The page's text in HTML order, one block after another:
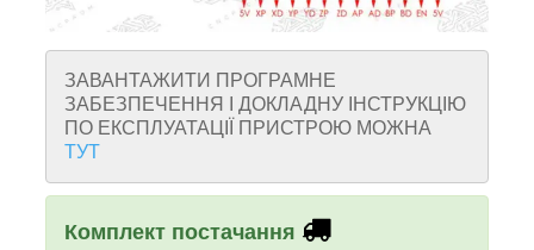
ЗАВАНТАЖИТИ ПРОГРАМНЕ
ЗАБЕЗПЕЧЕННЯ І ДОКЛАДНУ ІНСТРУКЦІЮ
ПО ЕКСПЛУАТАЦІЇ ПРИСТРОЮ МОЖНА
ТУТ
Комплект постачання